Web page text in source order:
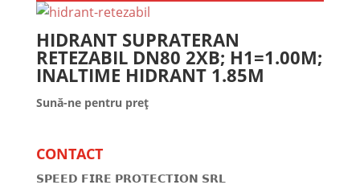
HIDRANT SUPRATERAN
RETEZABIL DN80 2XB; H1=1.00M;
INALTIME HIDRANT 1.85M
Sună-ne pentru preț
CONTACT
𝗦𝗣𝗘𝗘𝗗 𝗙𝗜𝗥𝗘 𝗣𝗥𝗢𝗧𝗘𝗖𝗧𝗜𝗢𝗡 𝗦𝗥𝗟